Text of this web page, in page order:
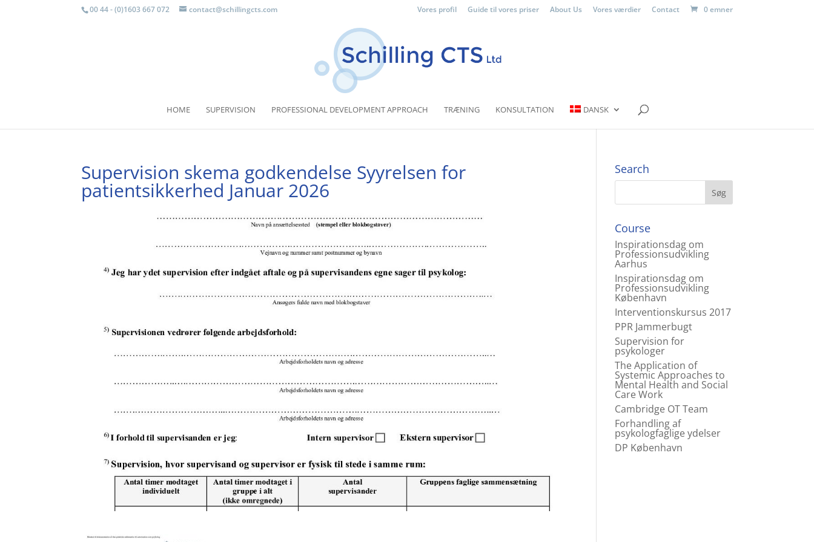
00 44 - (0)1603 667 072 contact@schillingcts.com Vores profil Guide til vores priser About Us Vores værdier Contact 0 emner
HOME SUPERVISION PROFESSIONAL DEVELOPMENT APPROACH TRÆNING KONSULTATION DANSK
Supervision skema godkendelse Syyrelsen for
patientsikkerhed Januar 2026
Search
Course
Inspirationsdag om
Professionsudvikling
Aarhus
Inspirationsdag om
Professionsudvikling
København
Interventionskursus 2017
PPR Jammerbugt
Supervision for
psykologer
The Application of
Systemic Approaches to
Mental Health and Social
Care Work
Cambridge OT Team
Forhandling af
psykologfaglige ydelser
DP København